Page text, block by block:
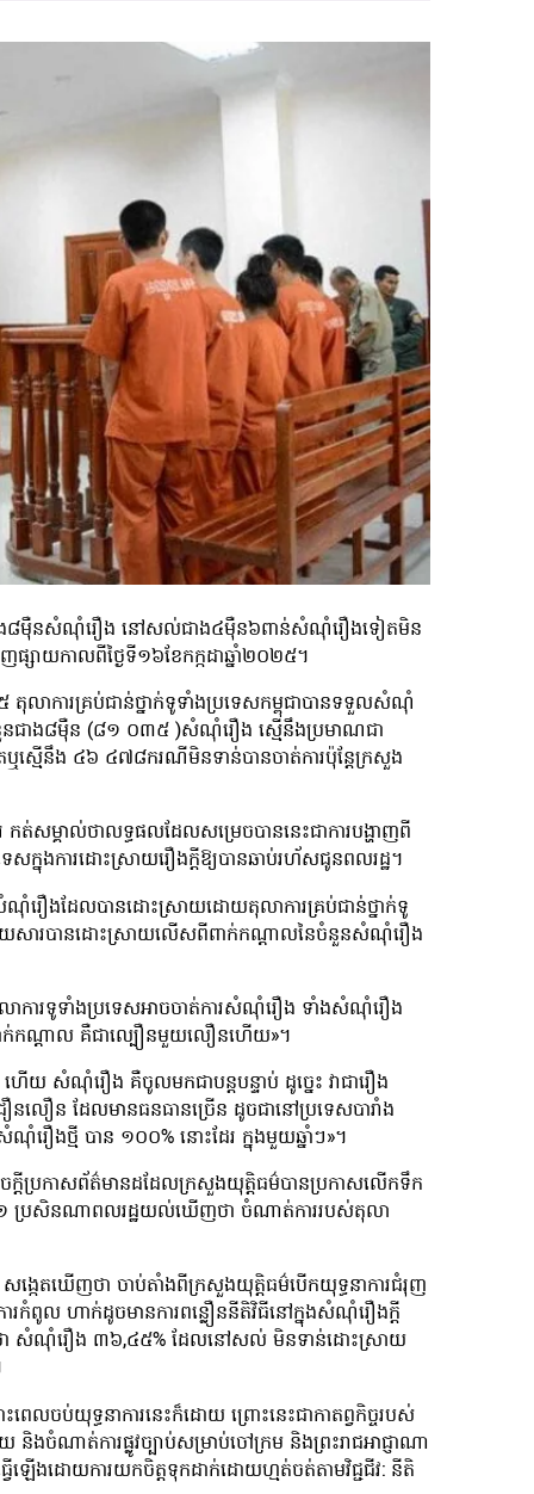
ជាង៨ម៉ឺនសំណុំរឿង នៅសល់ជាង៤ម៉ឺន៦ពាន់សំណុំរឿងទៀតមិន
សាយកាលពីថ្ងៃទី១៦ខែកក្កដាឆ្នាំ២០២៥។
លាការគ្រប់ជាន់ថ្នាក់ទូទាំងប្រទេសកម្ពុជាបានទទួលសំណុំ
នជាង៨ម៉ឺន (៨១ ០៣៥ )សំណុំរឿង ស្មើនឹងប្រមាណជា
នឹង ៤៦ ៤៧៨ករណីមិនទាន់បានចាត់ការប៉ុន្តែក្រសួង
កត់សម្គាល់ថាលទ្ធផលដែលសម្រេចបាននេះជាការបង្ហាញពី
ក្នុងការដោះស្រាយរឿងក្ដីឱ្យបានឆាប់រហ័សជូនពលរដ្ឋ។
រឿងដែលបានដោះស្រាយដោយតុលាការគ្រប់ជាន់ថ្នាក់ទូ
ោយសារបានដោះស្រាយលើសពីពាក់កណ្ដាលនៃចំនួនសំណុំរឿង
លាការទូទាំងប្រទេសអាចចាត់ការសំណុំរឿង ទាំងសំណុំរឿង
កណ្តាល គឺជាល្បឿនមួយលឿនហើយ»។
ើយ សំណុំរឿង គឺចូលមកជាបន្តបន្ទាប់ ដូច្នេះ វាជារឿង
លឿន ដែលមានធនធានច្រើន ដូចជានៅប្រទេសបារាំង
ឿងថ្មី បាន ១០០% នោះដែរ ក្នុងមួយឆ្នាំៗ»។
ចក្ដីប្រកាសព័ត៌មានដដែលក្រសួងយុត្តិធម៌បានប្រកាសលើកទឹក
១ ប្រសិនណាពលរដ្ឋយល់ឃើញថា ចំណាត់ការរបស់តុលា
កេតឃើញថា ចាប់តាំងពីក្រសួងយុត្តិធម៌បើកយុទ្ធនាការជំរុញ
កំពូល ហាក់ដូចមានការពន្លឿននីតិវិធីនៅក្នុងសំណុំរឿងក្តី
ថា សំណុំរឿង ៣៦,៤៥% ដែលនៅសល់ មិនទាន់ដោះស្រាយ
េលចប់យុទ្ធនាការនេះក៏ដោយ ព្រោះនេះជាកាតព្វកិច្ចរបស់
ចំណាត់ការផ្លូវច្បាប់សម្រាប់ចៅក្រម និងព្រះរាជអាជ្ញាណា
ឡើងដោយការយកចិត្តទុកដាក់ដោយហ្មត់ចត់តាមវិជ្ជជីវ: នីតិ